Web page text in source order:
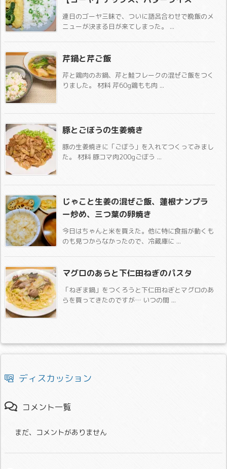
連日のゴーヤ三昧で、ついに語呂合わせで晩飯のメ
ニューが決まる日が来てしまった。 ...
芹鍋と芹ご飯
芹と鶏肉のお鍋、芹と鮭フレークの混ぜご飯をつく
りました。 材料 芹60g鶏もも肉 ...
豚とごぼうの生姜焼き
豚の生姜焼きに「ごぼう」を入れてつくってみまし
た。 材料 豚コマ肉200gごぼう ...
じゃこと生姜の混ぜご飯、蓮根ナンプラ
ー炒め、三つ葉の卵焼き
今日はちゃんと米を買えた。他に特に食指が動くも
のも見つからなかったので、冷蔵庫に ...
マグロのあらと下仁田ねぎのパスタ
「ねぎま鍋」をつくろうと下仁田ねぎとマグロのあ
らを買ってきたのですが… いつの間 ...
ディスカッション
コメント一覧
まだ、コメントがありません